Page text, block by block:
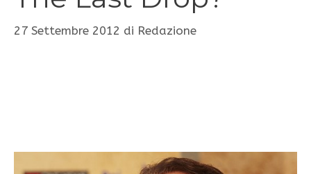
27 Settembre 2012 di Redazione